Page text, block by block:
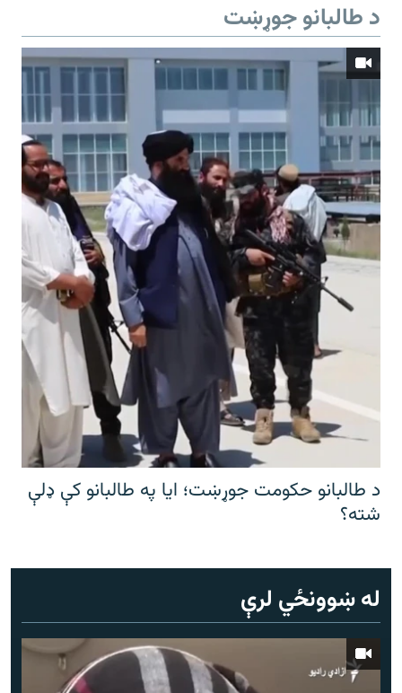
د طالبانو جوړښت
د طالبانو حکومت جوړښت؛ ایا په طالبانو کې ډلې
شته؟
له ښوونځي لرې